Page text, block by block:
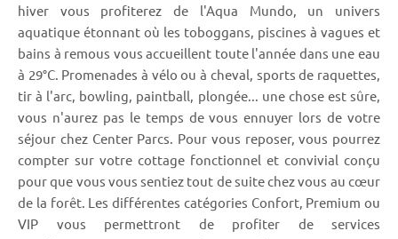
hiver vous profiterez de l'Aqua Mundo, un univers
aquatique étonnant où les toboggans, piscines à vagues et
bains à remous vous accueillent toute l'année dans une eau
à 29°C. Promenades à vélo ou à cheval, sports de raquettes,
tir à l'arc, bowling, paintball, plongée... une chose est sûre,
vous n'aurez pas le temps de vous ennuyer lors de votre
séjour chez Center Parcs. Pour vous reposer, vous pourrez
compter sur votre cottage fonctionnel et convivial conçu
pour que vous vous sentiez tout de suite chez vous au cœur
de la forêt. Les différentes catégories Confort, Premium ou
VIP vous permettront de profiter de services